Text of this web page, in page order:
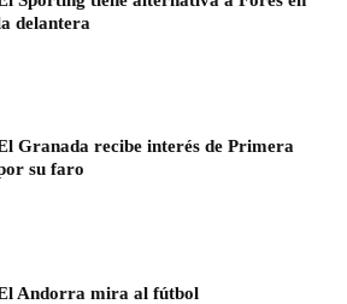
delantera
Granada recibe interés de Primera
su faro
Andorra mira al fútbol